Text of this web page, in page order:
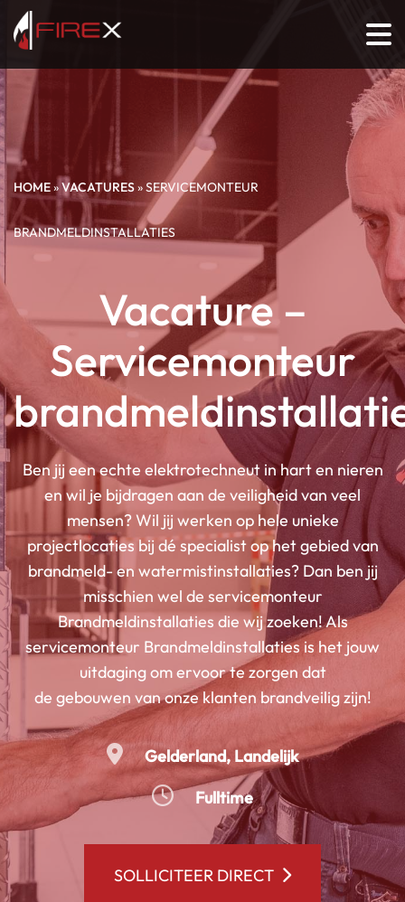
HOME»VACATURES»SERVICEMONTEUR
BRANDMELDINSTALLATIES
Vacature –
Servicemonteur
Ben jij een echte elektrotechneut in hart en nieren
en wil je bijdragen aan de veiligheid van veel
mensen? Wil jij werken op hele unieke
projectlocaties bij dé specialist op het gebied van
brandmeld- en watermistinstallaties? Dan ben jij
misschien wel de servicemonteur
Brandmeldinstallaties die wij zoeken! Als
servicemonteur Brandmeldinstallaties is het jouw
uitdaging om ervoor te zorgen dat
de gebouwen van onze klanten brandveilig zijn!
Gelderland Landelijk
Fulltime
SOLLICITEER DIRECT